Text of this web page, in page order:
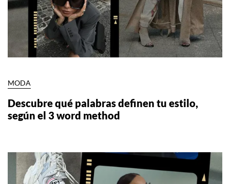
MODA
Descubre qué palabras definen tu estilo,
según el 3 word method